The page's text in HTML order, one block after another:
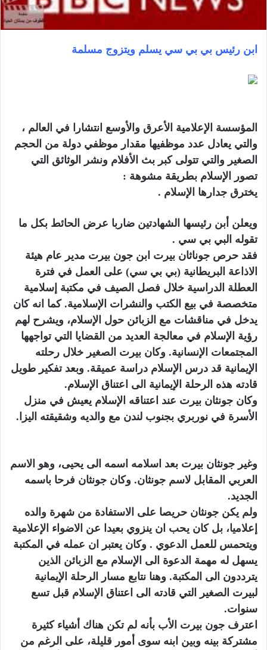
ابن رئيس بي بي سي يسلم ويتزوج مسلمة
المؤسسة الإعلامية الأعرق والأوسع انتشارا في العالم ،
والتي يعادل عدد موظفيها مقدار موظفي دولة من الحجم
الصغير والتي تتولى كبر بث الأفلام ونشر الوثائق التي
تصور الإسلام بطريقة مشوهة :
يخترق جدارها الإسلام .
ويعلن أبن رئيسها الشهادتين ضاربا عرض الحائط بكل ما
تقوله البي بي سي .
فقد حرص جوناثان بيرت ابن جون بيرت مدير عام هيئة
الاذاعة البريطانية (بي بي سي) على العمل في فترة
العطلة الدراسية خلال فصل الصيف في مكتبة إسلامية
متخصصة في بيع الكتب والنشرات الإسلامية. كما انه كان
يدخل في مناقشات مع الزبائن حول الإسلام، ويشرح لهم
رؤية الإسلام في معالجة العديد من القضايا التي تواجهها
المجتمعات الإنسانية. وكان بيرت الصغير خلال رحلته
الإيمانية قد درس الإسلام دراسة عميقة. وبعد تفكير طويل
قادته هذه الرحلة الإيمانية الى اعتناق الإسلام.
وكان جونثان بيرت عند اعتناقه الإسلام يعيش في منزل
الأسرة في نوربري بجنوب لندن مع والديه وشقيقته اليزا.
وغير جونثان بيرت بعد اسلامه اسمه الى يحيى، وهو الاسم
العربي المقابل لاسم جونثان. وكان جونثان فرحا باسمه
الجديد.
ولم يكن جونثان حريصا على الاستفادة من شهرة والده
إعلاميا، بل كان يحب ان ينزوي بعيدا عن الاضواء الإعلامية
ويتحمس للعمل الدعوي . وكان يعتبر ان عمله في المكتبة
يسهل له مهمة الدعوة الى الإسلام مع الزبائن الذين
يترددون الى المكتبة. وهنا نتابع مسار الرحلة الإيمانية
لبيرت الصغير التي قادته الى اعتناق الإسلام قبل تسع
سنوات.
اعترف جون بيرت الأب بأنه لم تكن هناك أشياء كثيرة
مشتركة بينه وبين ابنه سوى أمور قليلة، على الرغم من